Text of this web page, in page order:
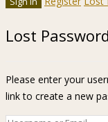
Lost Password
Please enter your
link to create a new